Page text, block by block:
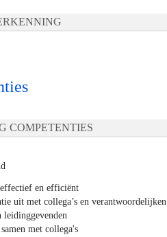
COMPETENTIES
en efficiënt
uit met collega’s en verantwoordelijken
leidinggevenden
met collega's